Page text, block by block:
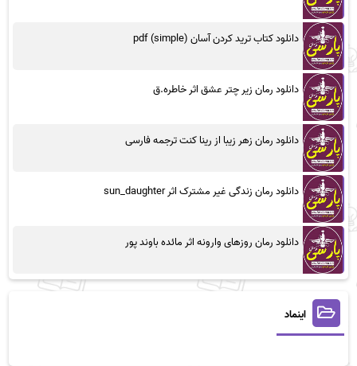
دانلود کتاب ترید کردن آسان (simple) pdf
دانلود رمان زیر چتر عشق اثر خاطره.ق
دانلود رمان زهر زیبا از رینا کنت ترجمه فارسی
دانلود رمان زندگی غیر مشترک اثر sun_daughter
دانلود رمان روزهای وارونه اثر مائده باوند پور
اینماد